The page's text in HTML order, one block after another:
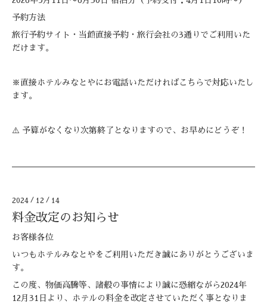
予約方法
旅行予約サイト・当館直接予約・旅行会社の3通りでご利用いた
だけます。
※直接ホテルみなとやにお電話いただければこちらで対応いたし
ます。
⚠️ 予算がなくなり次第終了となりますので、お早めにどうぞ！
2024 / 12 / 14
料金改定のお知らせ
お客様各位
いつもホテルみなとやをご利用いただき誠にありがとうございま
す。
この度、物価高騰等、諸般の事情により誠に恐縮ながら2024年
12月31日より、ホテルの料金を改定させていただく事となりま